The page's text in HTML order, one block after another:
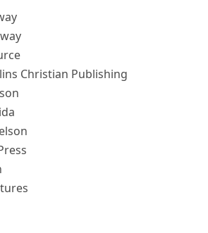
Christian Publishing